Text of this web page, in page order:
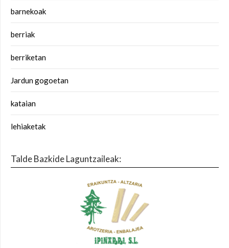
barnekoak
berriak
berriketan
Jardun gogoetan
kataian
lehiaketak
Talde Bazkide Laguntzaileak: